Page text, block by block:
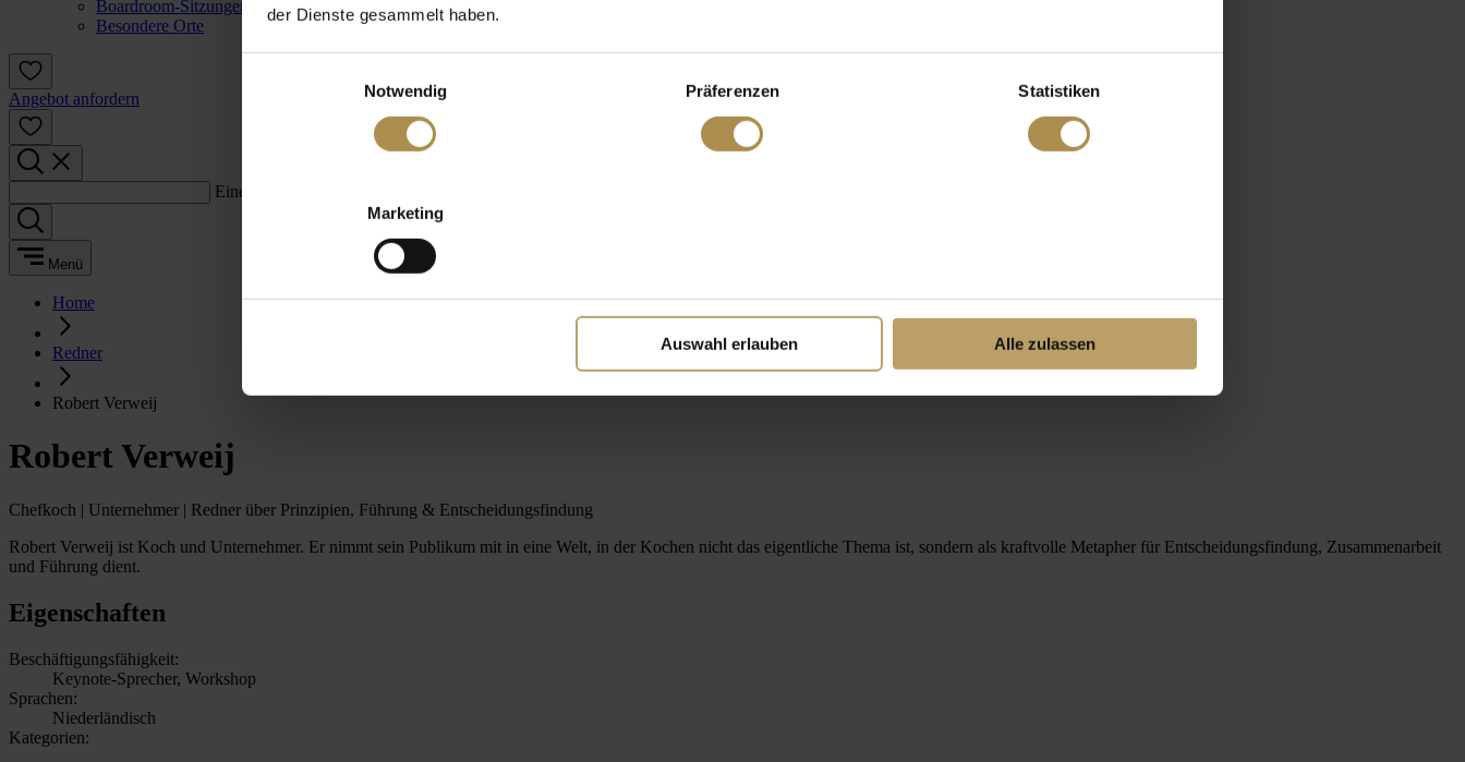
der Dienste gesammelt haben.
Notwendig
Präferenzen Statistiken
Marketing
Auswahl erlauben Alle zulassen
Boardroom-Sitzungen
Besondere Orte
Angebot anfordern
Einen Suchbegriff eingeben:
Menü
Home
Redner
Robert Verweij
Robert Verweij
Chefkoch | Unternehmer | Redner über Prinzipien, Führung & Entscheidungsfindung
Robert Verweij ist Koch und Unternehmer. Er nimmt sein Publikum mit in eine Welt, in der Kochen nicht das eigentliche Thema ist, sondern als kraftvolle Metapher für Entscheidungsfindung, Zusammenarbeit
und Führung dient.
Eigenschaften
Beschäftigungsfähigkeit:
Keynote-Sprecher, Workshop
Sprachen:
Niederländisch
Kategorien: